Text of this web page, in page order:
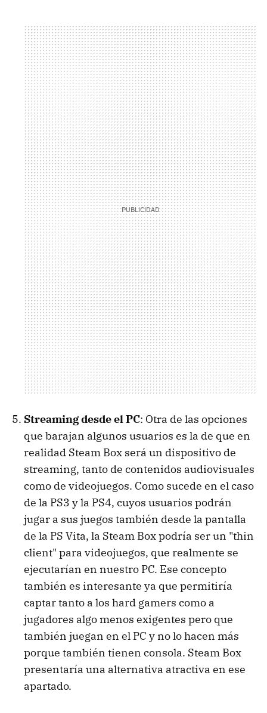
Streaming desde el PC: Otra de las opciones
que barajan algunos usuarios es la de que en
realidad Steam Box será un dispositivo de
streaming, tanto de contenidos audiovisuales
como de videojuegos. Como sucede en el caso
de la PS3 y la PS4, cuyos usuarios podrán
jugar a sus juegos también desde la pantalla
de la PS Vita, la Steam Box podría ser un "thin
client" para videojuegos, que realmente se
ejecutarían en nuestro PC. Ese concepto
también es interesante ya que permitiría
captar tanto a los hard gamers como a
jugadores algo menos exigentes pero que
también juegan en el PC y no lo hacen más
porque también tienen consola. Steam Box
presentaría una alternativa atractiva en ese
apartado.